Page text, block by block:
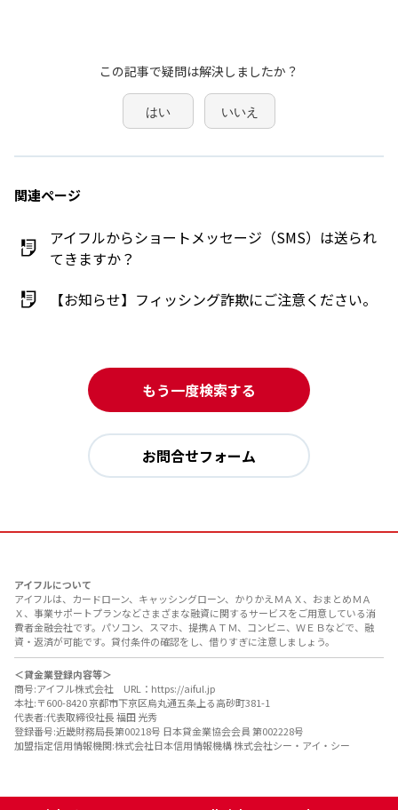
この記事で疑問は解決しましたか？
はい いいえ
関連ページ
アイフルからショートメッセージ（SMS）は送られ
てきますか？
【お知らせ】フィッシング詐欺にご注意ください。
もう一度検索する
お問合せフォーム
アイフルについて
アイフルは、カードローン、キャッシングローン、かりかえＭＡＸ、おまとめＭＡ
Ｘ、事業サポートプランなどさまざまな融資に関するサービスをご用意している消
費者金融会社です。パソコン、スマホ、提携ＡＴＭ、コンビニ、ＷＥＢなどで、融
資・返済が可能です。貸付条件の確認をし、借りすぎに注意しましょう。
＜貸金業登録内容等＞
商号:アイフル株式会社 URL：https://aiful.jp
本社:〒600-8420 京都市下京区烏丸通五条上る高砂町381-1
代表者:代表取締役社長 福田 光秀
登録番号:近畿財務局長第00218号 日本貸金業協会会員 第002228号
加盟指定信用情報機関:株式会社日本信用情報機構 株式会社シー・アイ・シー